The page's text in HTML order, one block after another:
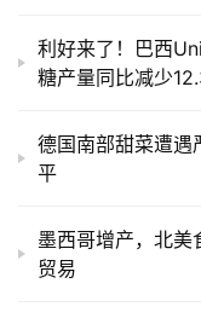
利好来了！巴西
糖产量同比减少
德国南部甜菜遭遇
平
墨西哥增产，北美
贸易